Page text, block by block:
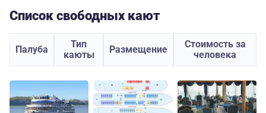
Список свободных кают
Палуба
Тип
каюты
Размещение
Стоимость за
человека